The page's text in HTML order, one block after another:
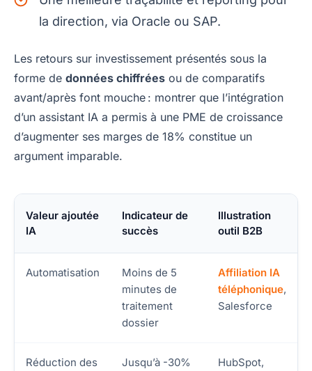
la direction, via Oracle ou SAP.
Les retours sur investissement présentés sous la
forme de données chiffrées ou de comparatifs
avant/après font mouche : montrer que l’intégration
d’un assistant IA a permis à une PME de croissance
d’augmenter ses marges de 18% constitue un
argument imparable.
Valeur ajoutée
IA
Indicateur de
succès
Illustration
outil B2B
Automatisation
Moins de 5
minutes de
traitement
dossier
Affiliation IA
téléphonique,
Salesforce
Réduction des
Jusqu’à -30%
HubSpot,